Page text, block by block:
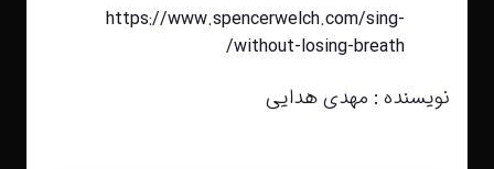
https://www.spencerwelch.com/sing-
without-losing-breath/
نویسنده : مهدی هدایی